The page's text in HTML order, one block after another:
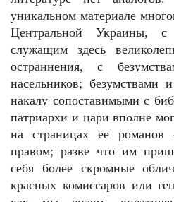
уникальном материале
Центральной Украины,
служащим здесь
остраннения, с
насельников; безумствами
накалу сопоставимыми с
патриархи и цари вполне
на страницах ее
правом; разве что им
себя более скромные
красных комиссаров или